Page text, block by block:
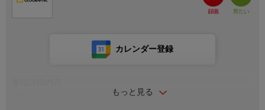
もっと見る
カレンダー登録